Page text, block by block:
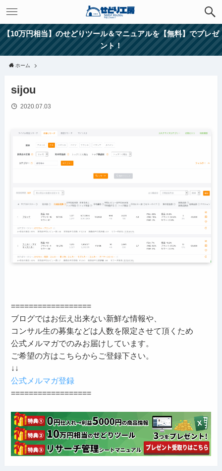
【10万円相当】のせどりツール＆マニュアルを【無料】でプレゼ
ント！
ホーム
sijou
2020.07.03
==================
ブログではお伝え出来ない新鮮な情報や、
コンサル生の募集などは人数を限定させて頂くため
公式メルマガでのみお届けしています。
ご希望の方はこちらからご登録下さい。
↓↓
公式メルマガ登録
==================